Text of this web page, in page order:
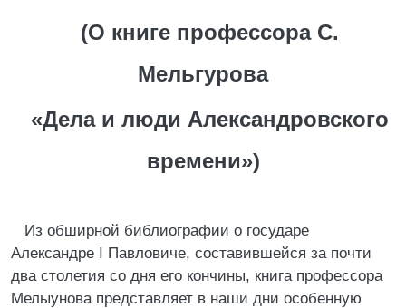
(О книге профессора С.
Мельгурова
«Дела и люди Александровского
времени»)
Из обширной библиографии о государе
Александре I Павловиче, составившейся за почти
два столетия со дня его кончины, книга профессора
Мелыунова представляет в наши дни особенную